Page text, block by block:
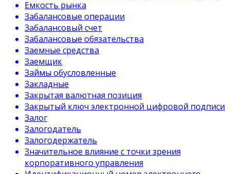
Емкость рынка
Забалансовые операции
Забалансовый счет
Забалансовые обязательства
Заемные средства
Заемщик
Займы обусловленные
Закладные
Закрытая валютная позиция
Закрытый ключ электронной цифровой подписи
Залог
Залогодатель
Залогодержатель
Значительное влияние с точки зрения
корпоративного управления